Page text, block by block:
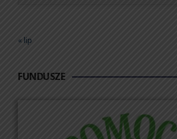
« lip
FUNDUSZE